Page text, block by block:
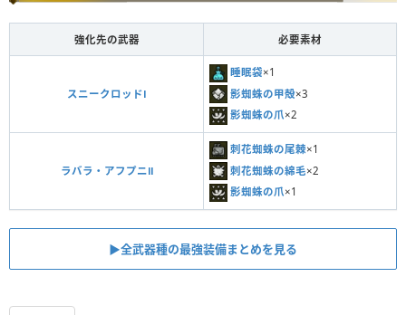
強化先の武器 必要素材
スニークロッドⅠ
睡眠袋×1
影蜘蛛の甲殻×3
影蜘蛛の爪×2
ラバラ・アフプニⅡ
刺花蜘蛛の尾棘×1
刺花蜘蛛の綿毛×2
影蜘蛛の爪×1
▶︎全武器種の最強装備まとめを見る